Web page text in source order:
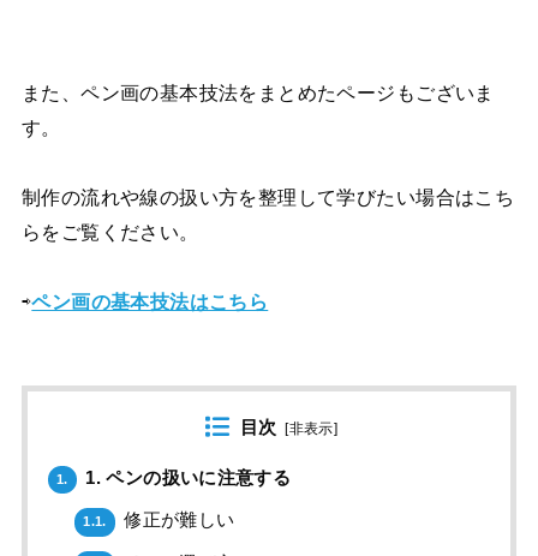
また、ペン画の基本技法をまとめたページもございま
す。
制作の流れや線の扱い方を整理して学びたい場合はこち
らをご覧ください。
⇨ペン画の基本技法はこちら
目次 [非表示]
1. 1. ペンの扱いに注意する
1.1. 修正が難しい